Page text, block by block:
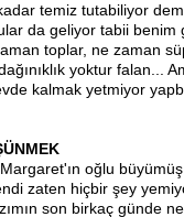
temiz tutabiliyor
da geliyor tabii benim
toplar, ne zaman
yoktur falan...
kalmak yetmiyor
oğlu
zaten hiçbir şey
son birkaç günde